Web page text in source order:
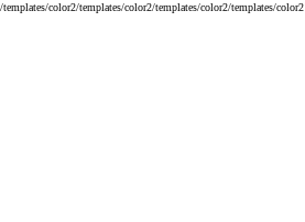
/templates/color2/templates/color2/templates/color2/templates/color2